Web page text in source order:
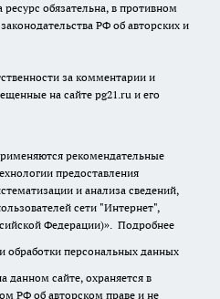
обязательна, в противном
РФ об авторских и
за комментарии и
на сайте pg21.ru и его
рекомендательные
предоставления
и анализа сведений,
сети "Интернет",
Федерации)». Подробнее
обработки персональных данных
данном сайте, охраняется в
РФ об авторском праве и не